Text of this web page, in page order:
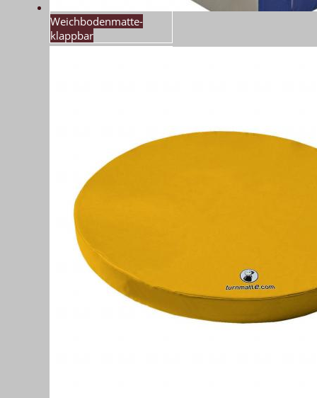
Weichbodenmatte-
klappbar